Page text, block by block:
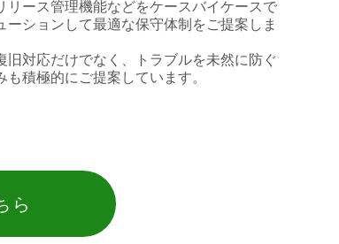
リース管理機能などをケースバイケースで
ーションして最適な保守体制をご提案しま
旧対応だけでなく、トラブルを未然に防ぐ
も積極的にご提案しています。
ら